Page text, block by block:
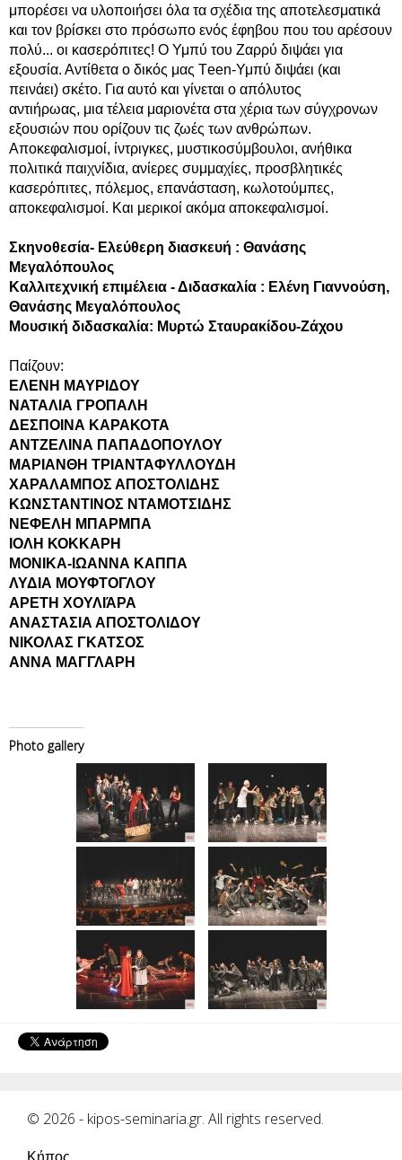
μπορέσει να υλοποιήσει όλα τα σχέδια της αποτελεσματικά
και τον βρίσκει στο πρόσωπο ενός έφηβου που του αρέσουν
πολύ... οι κασερόπιτες! Ο Υμπύ του Ζαρρύ διψάει για
εξουσία. Αντίθετα ο δικός μας Τeen-Υμπύ διψάει (και
πεινάει) σκέτο. Για αυτό και γίνεται ο απόλυτος
αντιήρωας, μια τέλεια μαριονέτα στα χέρια των σύγχρονων
εξουσιών που ορίζουν τις ζωές των ανθρώπων.
Αποκεφαλισμοί, ίντριγκες, μυστικοσύμβουλοι, ανήθικα
πολιτικά παιχνίδια, ανίερες συμμαχίες, προσβλητικές
κασερόπιτες, πόλεμος, επανάσταση, κωλοτούμπες,
αποκεφαλισμοί. Και μερικοί ακόμα αποκεφαλισμοί.
Σκηνοθεσία- Ελεύθερη διασκευή : Θανάσης
Μεγαλόπουλος
Καλλιτεχνική επιμέλεια - Διδασκαλία : Ελένη Γιαννούση,
Θανάσης Μεγαλόπουλος
Μουσική διδασκαλία: Μυρτώ Σταυρακίδου-Ζάχου
Παίζουν:
ΕΛΕΝΗ ΜΑΥΡΙΔΟΥ
ΝΑΤΑΛΙΑ ΓΡΟΠΑΛΗ
ΔΕΣΠΟΙΝΑ ΚΑΡΑΚΟΤΑ
ΑΝΤΖΕΛΙΝΑ ΠΑΠΑΔΟΠΟΥΛΟΥ
ΜΑΡΙΑΝΘΗ ΤΡΙΑΝΤΑΦΥΛΛΟΥΔΗ
ΧΑΡΑΛΑΜΠΟΣ ΑΠΟΣΤΟΛΙΔΗΣ
ΚΩΝΣΤΑΝΤΙΝΟΣ ΝΤΑΜΟΤΣΙΔΗΣ
ΝΕΦΕΛΗ ΜΠΑΡΜΠΑ
ΙΟΛΗ ΚΟΚΚΑΡΗ
ΜΟΝΙΚΑ-ΙΩΑΝΝΑ ΚΑΠΠΑ
ΛΥΔΙΑ ΜΟΥΦΤΟΓΛΟΥ
ΑΡΕΤΗ ΧΟΥΛΙΆΡΑ
ΑΝΑΣΤΑΣΙΑ ΑΠΟΣΤΟΛΙΔΟΥ
ΝΙΚΟΛΑΣ ΓΚΑΤΣΟΣ
ΑΝΝΑ ΜΑΓΓΛΑΡΗ
Photo gallery
© 2026 - kipos-seminaria.gr. All rights reserved.